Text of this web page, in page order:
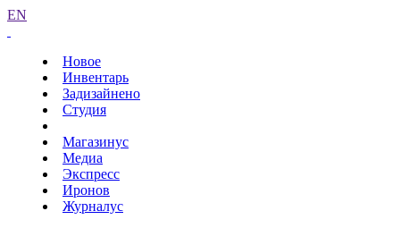
EN
Новое
Инвентарь
Задизайнено
Студия
Магазинус
Медиа
Экспресс
Иронов
Журналус